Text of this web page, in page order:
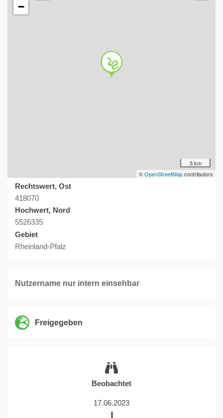
−
3 km
©OpenStreetMapcontributors
Rechtswert, Ost
418070
Hochwert, Nord
5526335
Gebiet
Rheinland-Pfalz
Nutzername nur intern einsehbar
Freigegeben
Beobachtet
17.06.2023